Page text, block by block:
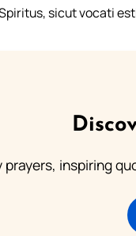
sicut vocati
prayers, inspiring